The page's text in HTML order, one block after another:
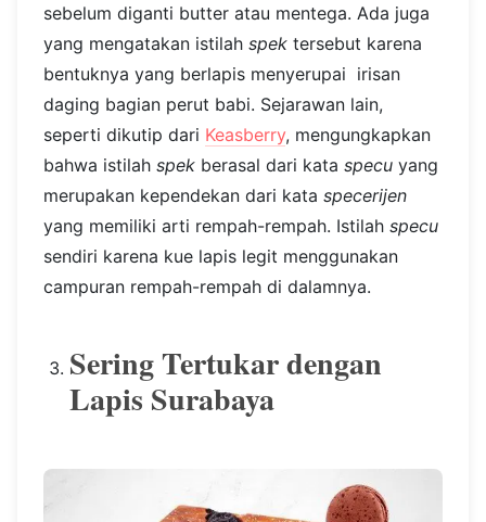
sebelum diganti butter atau mentega. Ada juga
yang mengatakan istilah spek tersebut karena
bentuknya yang berlapis menyerupai irisan
daging bagian perut babi. Sejarawan lain,
seperti dikutip dari Keasberry, mengungkapkan
bahwa istilah spek berasal dari kata specu yang
merupakan kependekan dari kata specerijen
yang memiliki arti rempah-rempah. Istilah specu
sendiri karena kue lapis legit menggunakan
campuran rempah-rempah di dalamnya.
Sering Tertukar dengan
Lapis Surabaya